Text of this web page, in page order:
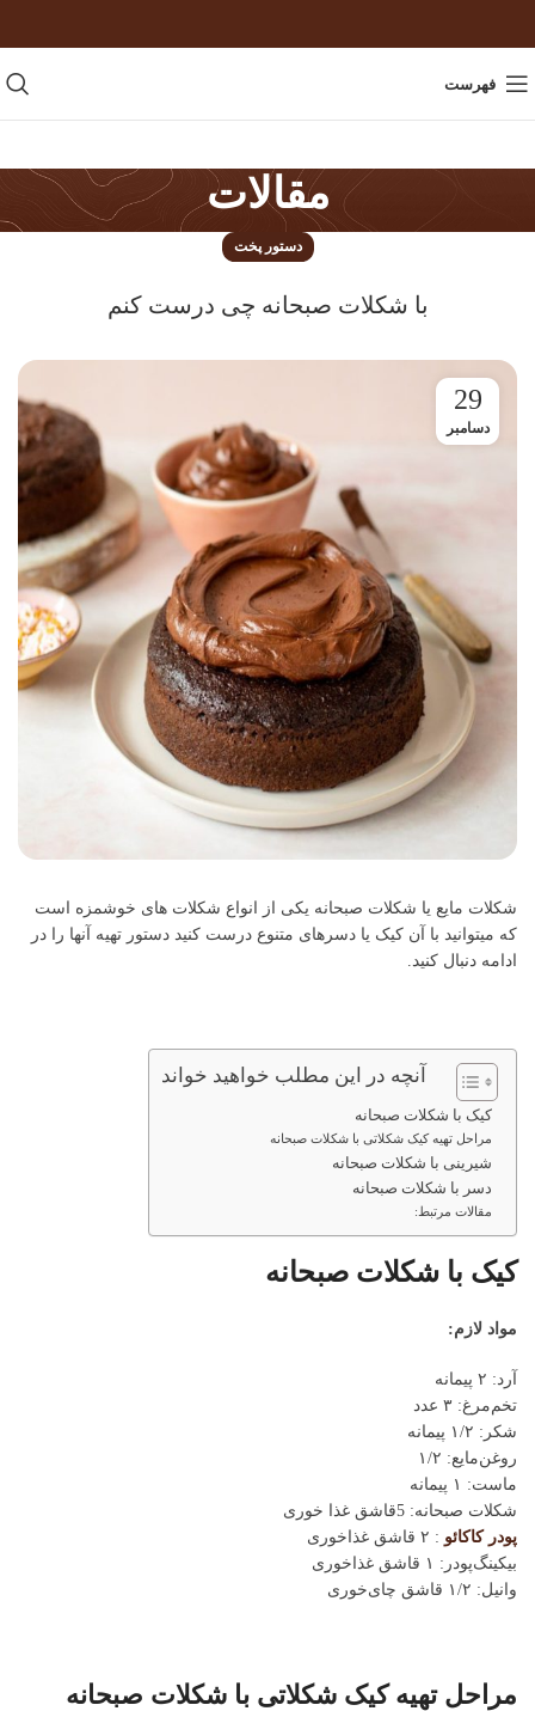
فهرست
مقالات
دستور پخت
با شکلات صبحانه چی درست کنم
29
دسامبر
شکلات مایع یا شکلات صبحانه یکی از انواع شکلات های خوشمزه است
که میتوانید با آن کیک یا دسرهای متنوع درست کنید دستور تهیه آنها را در
ادامه دنبال کنید.
آنچه در این مطلب خواهید خواند
کیک با شکلات صبحانه
مراحل تهیه کیک شکلاتی با شکلات صبحانه
شیرینی با شکلات صبحانه
دسر با شکلات صبحانه
مقالات مرتبط:
کیک با شکلات صبحانه
مواد لازم:
آرد: ۲ پیمانه
تخم‌مرغ: ۳ عدد
شکر: ۱/۲ پیمانه
روغن‌مایع: ۱/۲
ماست: ۱ پیمانه
شکلات صبحانه: 5قاشق غذا خوری
پودر کاکائو : ۲ قاشق غذاخوری
بیکینگ‌پودر: ۱ قاشق غذاخوری
وانیل: ۱/۲ قاشق چای‌خوری
مراحل تهیه کیک شکلاتی با شکلات صبحانه